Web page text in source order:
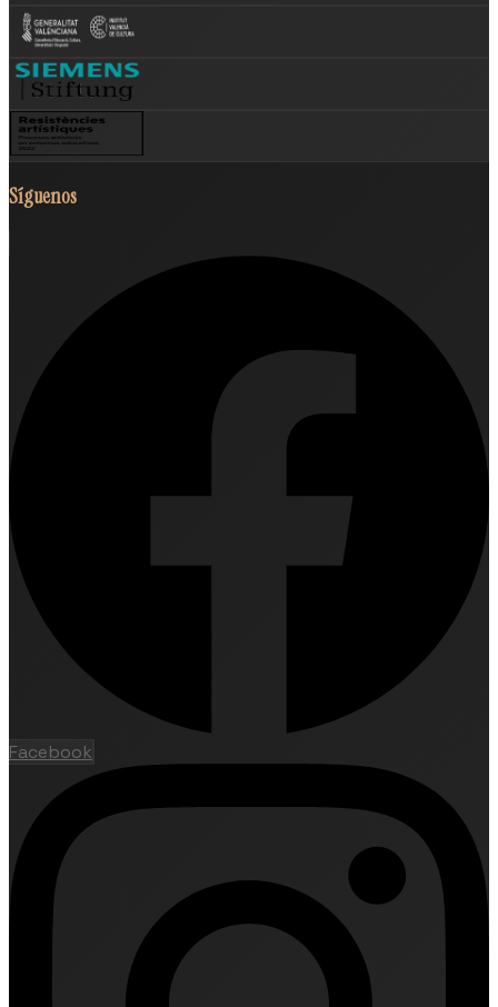
Síguenos
Facebook